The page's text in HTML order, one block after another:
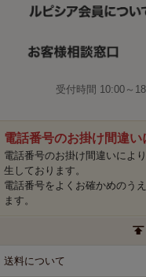
受付時間 10:00～
電話番号のお掛け間違
電話番号のお掛け間違いによ
生しております。
電話番号をよくお確かめのう
ます。
送料について